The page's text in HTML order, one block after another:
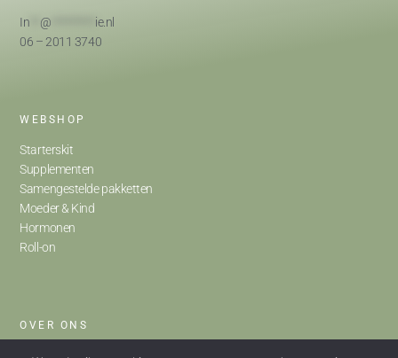
In @
ie.nl
06 – 2011 3740
WEBSHOP
Starterskit
Supplementen
Samengestelde pakketten
Moeder & Kind
Hormonen
Roll-on
OVER ONS
Home